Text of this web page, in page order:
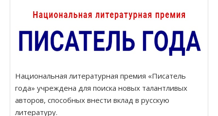
Национальная литературная премия «Писатель
года» учреждена для поиска новых талантливых
авторов, способных внести вклад в русскую
литературу.